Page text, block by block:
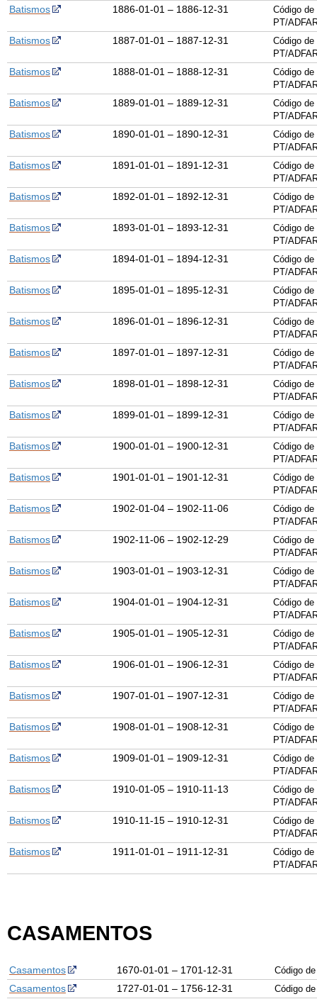
Batismos 1886-01-01 – 1886-12-31
Código
PT/
Batismos 1887-01-01 – 1887-12-31
Código
PT/
Batismos 1888-01-01 – 1888-12-31
Código
PT/
Batismos 1889-01-01 – 1889-12-31
Código
PT/
Batismos 1890-01-01 – 1890-12-31
Código
PT/
Batismos 1891-01-01 – 1891-12-31
Código
PT/
Batismos 1892-01-01 – 1892-12-31
Código
PT/
Batismos 1893-01-01 – 1893-12-31
Código
PT/
Batismos 1894-01-01 – 1894-12-31
Código
PT/
Batismos 1895-01-01 – 1895-12-31
Código
PT/
Batismos 1896-01-01 – 1896-12-31
Código
PT/
Batismos 1897-01-01 – 1897-12-31
Código
PT/
Batismos 1898-01-01 – 1898-12-31
Código
PT/
Batismos 1899-01-01 – 1899-12-31
Código
PT/
Batismos 1900-01-01 – 1900-12-31
Código
PT/
Batismos 1901-01-01 – 1901-12-31
Código
PT/
Batismos 1902-01-04 – 1902-11-06
Código
PT/
Batismos 1902-11-06 – 1902-12-29
Código
PT/
Batismos 1903-01-01 – 1903-12-31
Código
PT/
Batismos 1904-01-01 – 1904-12-31
Código
PT/
Batismos 1905-01-01 – 1905-12-31
Código
PT/
Batismos 1906-01-01 – 1906-12-31
Código
PT/
Batismos 1907-01-01 – 1907-12-31
Código
PT/
Batismos 1908-01-01 – 1908-12-31
Código
PT/
Batismos 1909-01-01 – 1909-12-31
Código
PT/
Batismos 1910-01-05 – 1910-11-13
Código
PT/
Batismos 1910-11-15 – 1910-12-31
Código
PT/
Batismos 1911-01-01 – 1911-12-31
Código
PT/
CASAMENTOS
Casamentos 1670-01-01 – 1701-12-31 Código
Casamentos 1727-01-01 – 1756-12-31 Código